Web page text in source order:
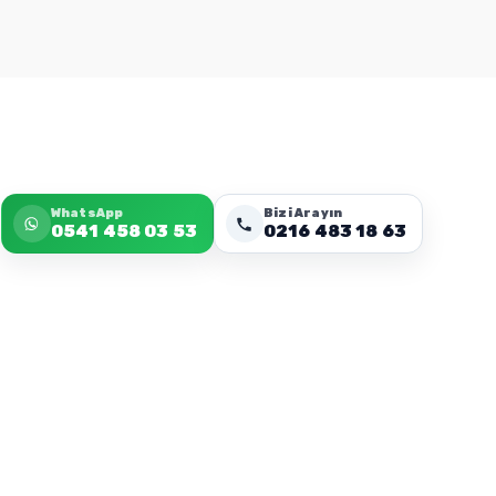
WhatsApp
0541 458 03 53
Bizi Arayın
0216 483 18 63